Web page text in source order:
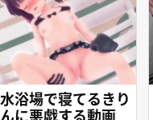
浴場で寝てるきり
に悪戯する動画